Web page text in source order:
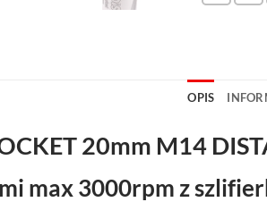
OPIS
20mm M14
max 3000rpm z